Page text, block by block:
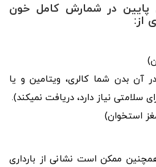
پایین در شمارش کامل خون
آن بدن شما کالری، ویتامین و یا
سلامتی نیاز دارد، دریافت نمی­کند).
استخوان)
ممکن است نشانی از بارداری